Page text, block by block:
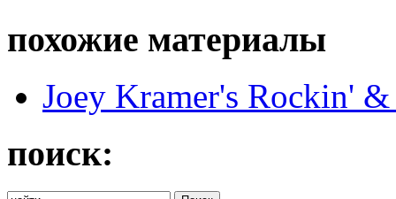
похожие материалы
Joey Kramer's Rockin'
поиск: